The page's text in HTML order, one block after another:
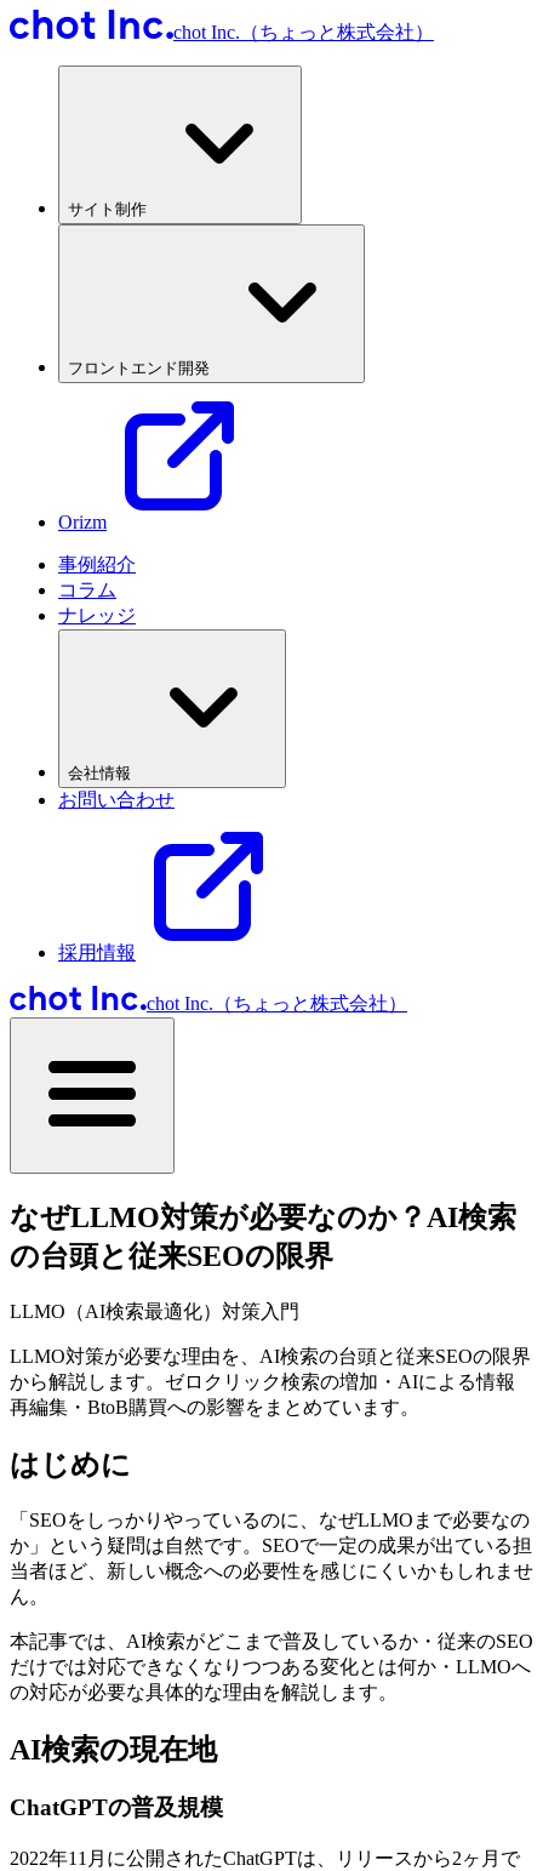
chot Inc.（ちょっと株式会社）
サイト制作
フロントエンド開発
Orizm
事例紹介
コラム
ナレッジ
会社情報
お問い合わせ
採用情報
chot Inc.（ちょっと株式会社）
なぜLLMO対策が必要なのか？AI検索
の台頭と従来SEOの限界
LLMO（AI検索最適化）対策入門
LLMO対策が必要な理由を、AI検索の台頭と従来SEOの限界
から解説します。ゼロクリック検索の増加・AIによる情報
再編集・BtoB購買への影響をまとめています。
はじめに
「SEOをしっかりやっているのに、なぜLLMOまで必要なの
か」という疑問は自然です。SEOで一定の成果が出ている担
当者ほど、新しい概念への必要性を感じにくいかもしれませ
ん。
本記事では、AI検索がどこまで普及しているか・従来のSEO
だけでは対応できなくなりつつある変化とは何か・LLMOへ
の対応が必要な具体的な理由を解説します。
AI検索の現在地
ChatGPTの普及規模
2022年11月に公開されたChatGPTは、リリースから2ヶ月で